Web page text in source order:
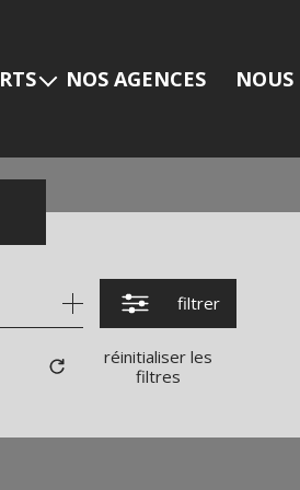
NOS AGENCES NOUS
filtrer
réinitialiser les
filtres